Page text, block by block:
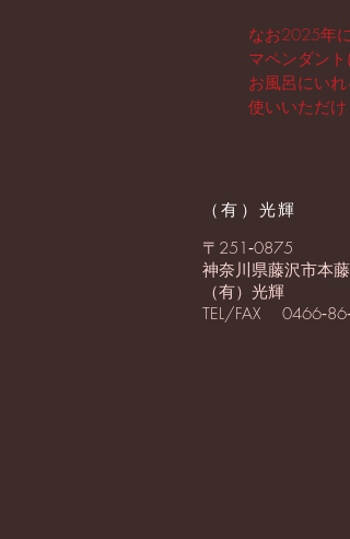
なお2025年
マペンダン
お風呂にい
使いいただけ
​（有）光輝
〒251‐0875
神奈川県藤沢市本
（有）光輝
TEL/FAX